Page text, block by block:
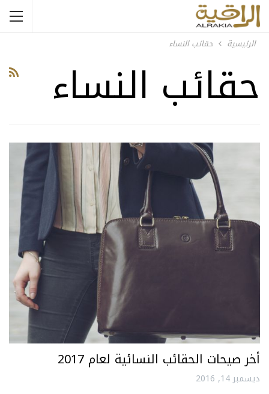
الرئيسية حقائب النساء
حقائب النساء
أخر صيحات الحقائب النسائية لعام 2017
ديسمبر 14, 2016